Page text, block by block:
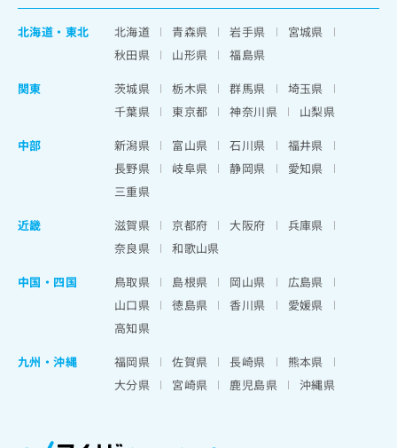
北海道 ・ 東北 北海道 青森県 岩手県
宮城県
秋田県
山形県
福島県
関東
茨城県 栃木県 群馬県
埼玉県
千葉県
東京都 神奈川県
山梨県
中部
新潟県 富山県 石川県
福井県
長野県
岐阜県 静岡県
愛知県
三重県
近畿
滋賀県 京都府 大阪府
兵庫県
奈良県
和歌山県
中国・四国
鳥取県 島根県 岡山県
広島県
山口県
徳島県 香川県
愛媛県
高知県
九州・沖縄
福岡県 佐賀県 長崎県
熊本県
大分県
宮崎県 鹿児島県 沖縄県